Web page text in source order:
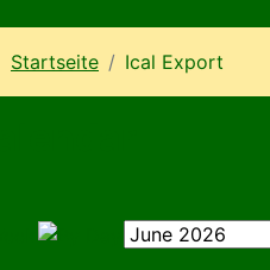
Startseite Ical Export